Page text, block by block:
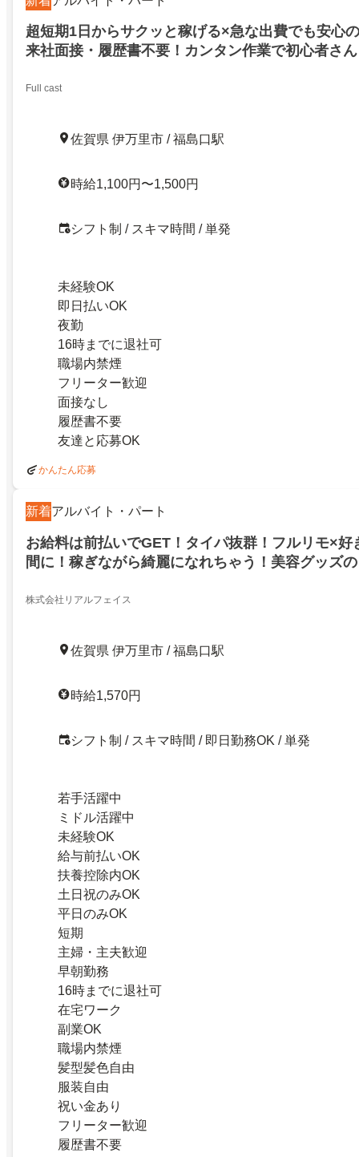
超短期1日からサクッと稼げる×急な出費でも安心
来社面接・履歴書不要！カンタン作業で初心者さ
Full cast
佐賀県 伊万里市 / 福島口駅
時給1,100円〜1,500円
シフト制 / スキマ時間 / 単発
未経験OK
即日払いOK
夜勤
16時までに退社可
職場内禁煙
フリーター歓迎
面接なし
履歴書不要
友達と応募OK
かんたん応募
新着アルバイト・パート
お給料は前払いでGET！タイパ抜群！フルリモ×好
間に！稼ぎながら綺麗になれちゃう！美容グッズ
ノ崎
株式会社リアルフェイス
佐賀県 伊万里市 / 福島口駅
時給1,570円
シフト制 / スキマ時間 / 即日勤務OK / 単発
若手活躍中
ミドル活躍中
未経験OK
給与前払いOK
扶養控除内OK
土日祝のみOK
平日のみOK
短期
主婦・主夫歓迎
早朝勤務
16時までに退社可
在宅ワーク
副業OK
職場内禁煙
髪型髪色自由
服装自由
祝い金あり
フリーター歓迎
履歴書不要